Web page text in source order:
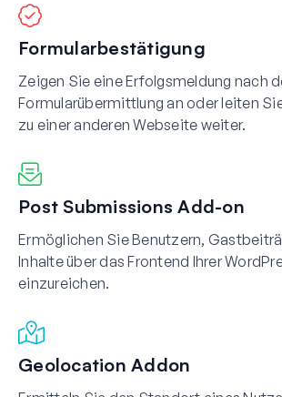
Formularbestätigung
Zeigen Sie eine Erfolgsmeldung nach
Formularübermittlung an oder leiten
zu einer anderen Webseite weiter.
Post Submissions Add-on
Ermöglichen Sie Benutzern,
Inhalte über das Frontend Ihrer
einzureichen.
Geolocation Addon